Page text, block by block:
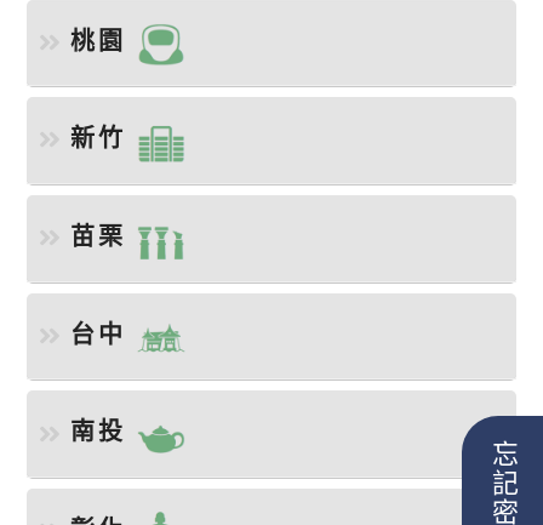
桃園
新竹
苗栗
台中
南投
忘記密碼